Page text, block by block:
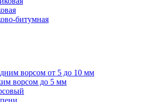
битумная
ворсом от 5 до 10 мм
ворсом до 5 мм